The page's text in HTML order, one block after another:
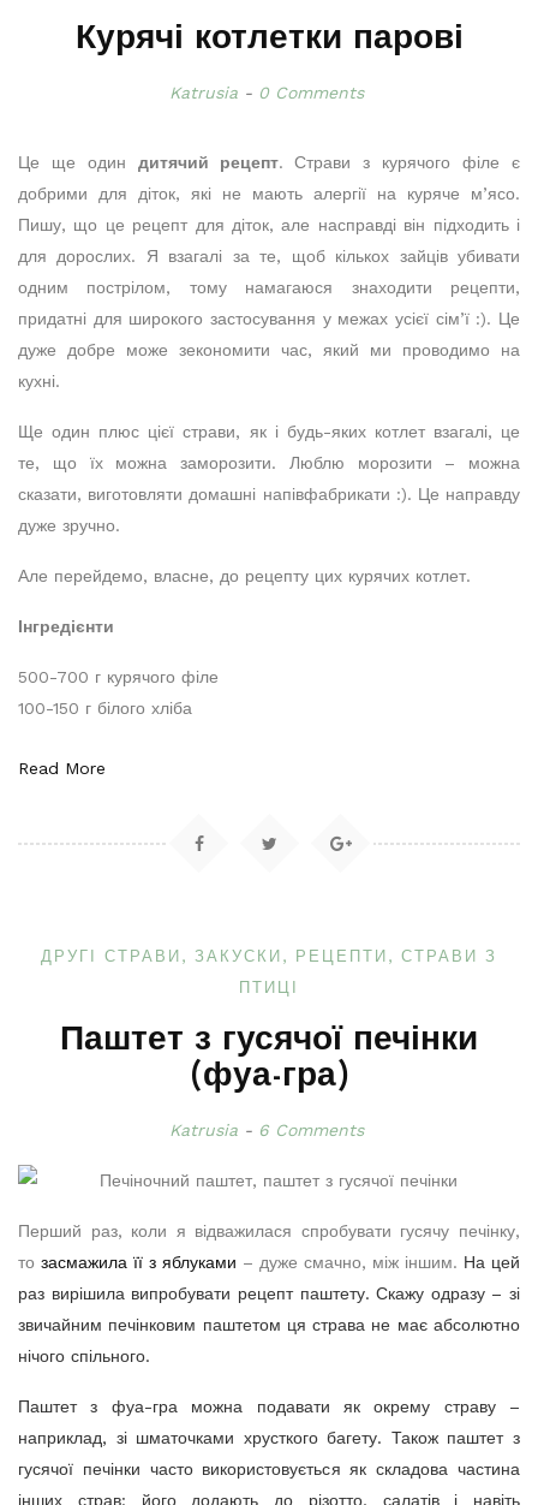
Курячі котлетки парові
Katrusia 0 Comments
Це ще один дитячий рецепт. Страви з курячого філе є
добрими для діток, які не мають алергії на куряче м’ясо.
Пишу, що це рецепт для діток, але насправді він підходить і
для дорослих. Я взагалі за те, щоб кількох зайців убивати
одним пострілом, тому намагаюся знаходити рецепти,
придатні для широкого застосування у межах усієї сім’ї :). Це
дуже добре може зекономити час, який ми проводимо на
кухні.
Ще один плюс цієї страви, як і будь-яких котлет взагалі, це
те, що їх можна заморозити. Люблю морозити – можна
сказати, виготовляти домашні напівфабрикати :). Це направду
дуже зручно.
Але перейдемо, власне, до рецепту цих курячих котлет.
Інгредієнти
500-700 г курячого філе
100-150 г білого хліба
Read More
ДРУГІ СТРАВИ ЗАКУСКИ РЕЦЕПТИ
СТРАВИ З
ПТИЦІ
Паштет з гусячої печінки
(фуа-гра)
Katrusia 6 Comments
Перший раз, коли я відважилася спробувати гусячу печінку,
то засмажила її з яблуками – дуже смачно, між іншим. На цей
раз вирішила випробувати рецепт паштету. Скажу одразу – зі
звичайним печінковим паштетом ця страва не має абсолютно
нічого спільного.
Паштет з фуа-гра можна подавати як окрему страву –
наприклад, зі шматочками хрусткого багету. Також паштет з
гусячої печінки часто використовується як складова частина
інших страв: його додають до різотто, салатів і навіть